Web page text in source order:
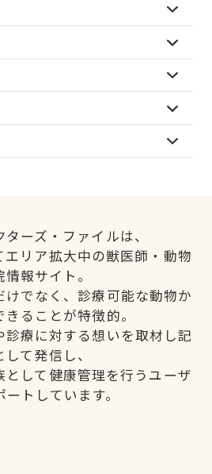
ーズ・ファイルは、
リア拡大中の獣医師・動物
情報サイト。
でなく、診療可能な動物か
ることが特徴的。
診療に対する想いを取材し記
して発信し、
して健康管理を行うユーザ
トしています。